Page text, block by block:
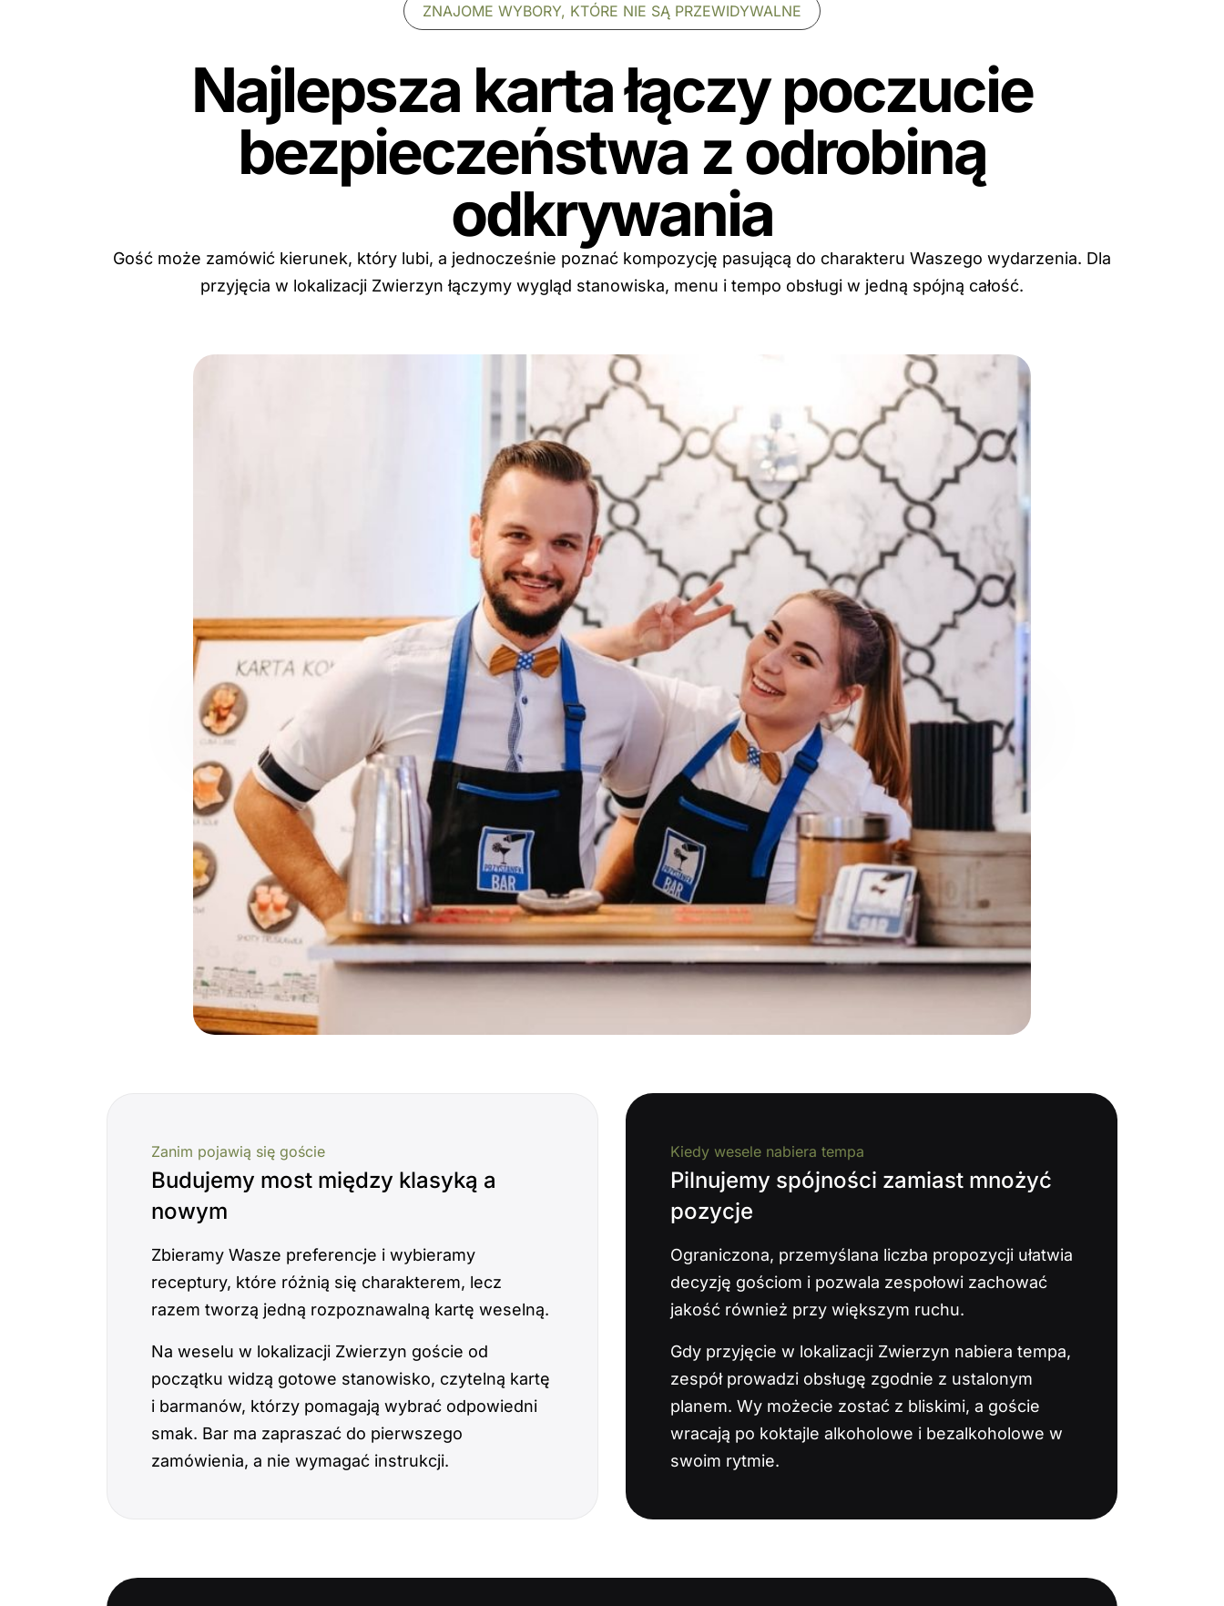
ZNAJOME WYBORY, KTÓRE NIE SĄ PRZEWIDYWALNE
Najlepsza karta łączy poczucie
bezpieczeństwa z odrobiną
odkrywania
Gość może zamówić kierunek, który lubi, a jednocześnie poznać kompozycję pasującą do charakteru Waszego wydarzenia. Dla
przyjęcia w lokalizacji Zwierzyn łączymy wygląd stanowiska, menu i tempo obsługi w jedną spójną całość.
Zanim pojawią się goście
Budujemy most między klasyką a
nowym
Zbieramy Wasze preferencje i wybieramy
receptury, które różnią się charakterem, lecz
razem tworzą jedną rozpoznawalną kartę weselną.
Na weselu w lokalizacji Zwierzyn goście od
początku widzą gotowe stanowisko, czytelną kartę
i barmanów, którzy pomagają wybrać odpowiedni
smak. Bar ma zapraszać do pierwszego
zamówienia, a nie wymagać instrukcji.
Kiedy wesele nabiera tempa
Pilnujemy spójności zamiast mnożyć
pozycje
Ograniczona, przemyślana liczba propozycji ułatwia
decyzję gościom i pozwala zespołowi zachować
jakość również przy większym ruchu.
Gdy przyjęcie w lokalizacji Zwierzyn nabiera tempa,
zespół prowadzi obsługę zgodnie z ustalonym
planem. Wy możecie zostać z bliskimi, a goście
wracają po koktajle alkoholowe i bezalkoholowe w
swoim rytmie.